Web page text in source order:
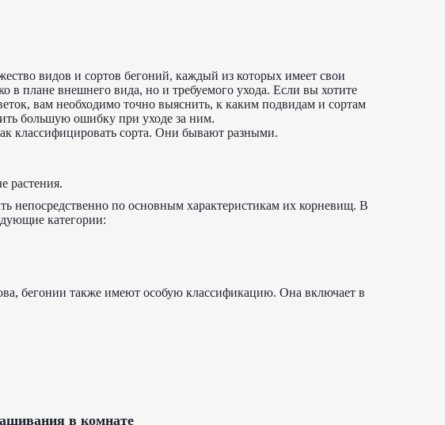
видов и сортов бегоний, каждый из которых имеет свои
в плане внешнего вида, но и требуемого ухода. Если вы хотите
вам необходимо точно выяснить, к каким подвидам и сортам
большую ошибку при уходе за ним.
классифицировать сорта. Они бывают разными.
растения.
непосредственно по основным характеристикам их корневищ. В
категории:
бегонии также имеют особую классификацию. Она включает в
в комнате